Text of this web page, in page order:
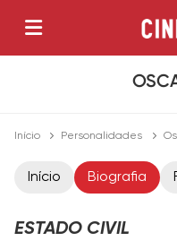
Início Personalidades
Início Biografia
ESTADO CIVIL